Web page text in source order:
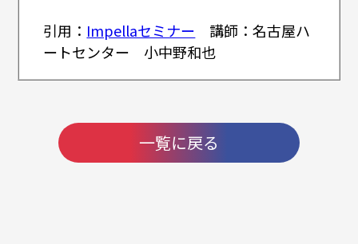
引用： Impellaセミナー 講師：名古屋ハ
ートセンター 小中野和也
一覧に戻る